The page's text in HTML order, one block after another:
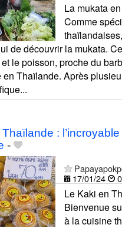
La mukata
Comme
de découvrir la mukata.
le poisson, proche du
en Thaïlande. Après
:
-
17/01/24
Le Kaki en
Bienvenue
à la cuisine